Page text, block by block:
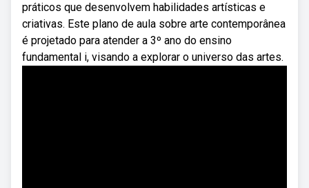
práticos que desenvolvem habilidades artísticas e
criativas. Este plano de aula sobre arte contemporânea
é projetado para atender a 3º ano do ensino
fundamental i, visando a explorar o universo das artes.